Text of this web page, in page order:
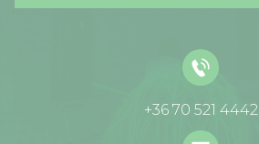
+36 70 521 4442